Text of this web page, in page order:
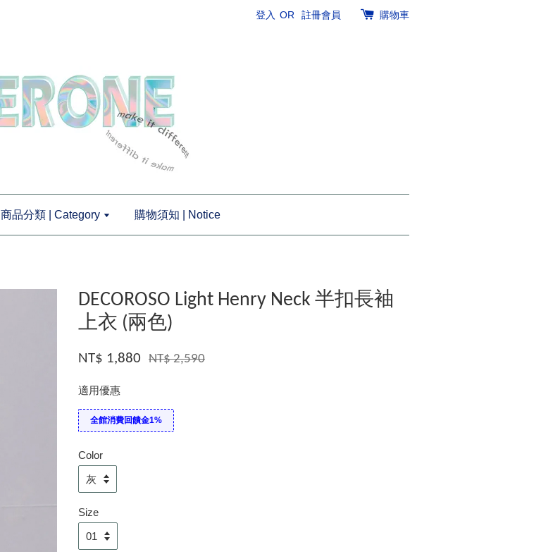
登入 OR 註冊會員 購物車
商品分類 | Category 購物須知 | Notice
DECOROSO Light Henry Neck 半扣長袖
上衣 (兩色)
NT$ 1,880 NT$ 2,590
適用優惠
全館消費回饋金1%
Color
Size